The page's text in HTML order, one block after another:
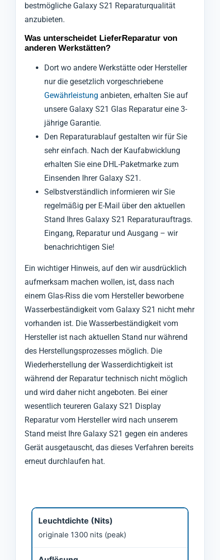
bestmögliche Galaxy S21 Reparaturqualität
anzubieten.
Was unterscheidet LieferReparatur von
anderen Werkstätten?
Dort wo andere Werkstätte oder Hersteller
nur die gesetzlich vorgeschriebene
Gewährleistung anbieten, erhalten Sie auf
unsere Galaxy S21 Glas Reparatur eine 3-
jährige Garantie.
Den Reparaturablauf gestalten wir für Sie
sehr einfach. Nach der Kaufabwicklung
erhalten Sie eine DHL-Paketmarke zum
Einsenden Ihrer Galaxy S21.
Selbstverständlich informieren wir Sie
regelmäßig per E-Mail über den aktuellen
Stand Ihres Galaxy S21 Reparaturauftrags.
Eingang, Reparatur und Ausgang – wir
benachrichtigen Sie!
Ein wichtiger Hinweis, auf den wir ausdrücklich
aufmerksam machen wollen, ist, dass nach
einem Glas-Riss die vom Hersteller beworbene
Wasserbeständigkeit vom Galaxy S21 nicht mehr
vorhanden ist. Die Wasserbeständigkeit vom
Hersteller ist nach aktuellen Stand nur während
des Herstellungsprozesses möglich. Die
Wiederherstellung der Wasserdichtigkeit ist
während der Reparatur technisch nicht möglich
und wird daher nicht angeboten. Bei einer
wesentlich teureren Galaxy S21 Display
Reparatur vom Hersteller wird nach unserem
Stand meist Ihre Galaxy S21 gegen ein anderes
Gerät ausgetauscht, das dieses Verfahren bereits
erneut durchlaufen hat.
Leuchtdichte (Nits)
originale 1300 nits (peak)